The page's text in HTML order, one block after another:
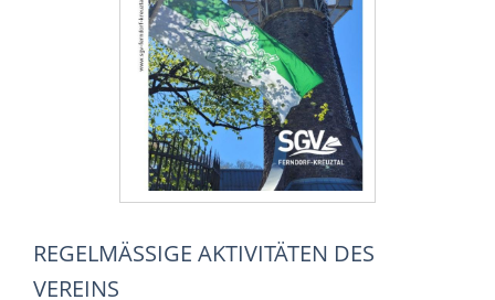
REGELMÄSSIGE AKTIVITÄTEN DES V
EREINS